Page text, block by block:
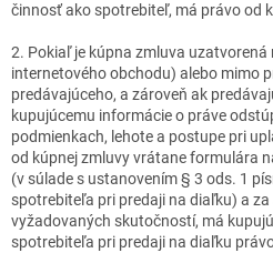
činnosť ako spotrebiteľ, má právo od
2. Pokiaľ je kúpna zmluva
internetového obchodu) alebo mimo
predávajúceho, a zároveň ak
kupujúcemu informácie o práve
podmienkach, lehote a postupe pri
od kúpnej zmluvy vrátane formulára
(v súlade s ustanovením § 3 ods. 1
spotrebiteľa pri predaji na diaľku) a
vyžadovaných skutočností, má
spotrebiteľa pri predaji na diaľku